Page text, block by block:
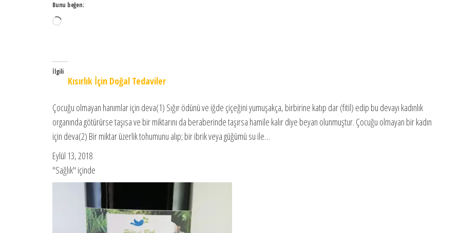
Bunu beğen:
Yükleniyor...
İlgili
Kısırlık İçin Doğal Tedaviler
Çocuğu olmayan hanımlar için deva(1) Sığır ödünü ve iğde çiçeğini yumuşakça, birbirine katıp dar (fitil) edip bu devayı kadınlık
organında götürürse taşısa ve bir miktarını da beraberinde taşırsa hamile kalır diye beyan olunmuştur. Çocuğu olmayan bir kadın
için deva(2) Bir miktar üzerlik tohumunu alıp; bir ibrik veya güğümü su ile…
Eylül 13, 2018
"Sağlık" içinde